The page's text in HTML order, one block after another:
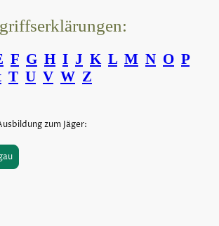
F G H I J K L M N O P
T U V W Z
zum Jäger: